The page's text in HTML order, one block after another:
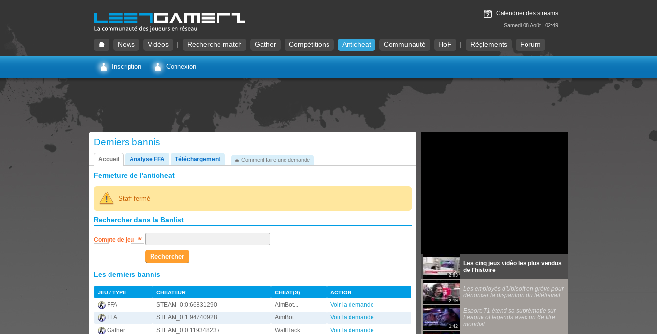
Calendrier des streams
Samedi 08 Août | 02:49
News Vidéos | Recherche match Gather Compétitions Anticheat Communauté HoF | Règlements Forum
Inscription Connexion
Derniers bannis
Accueil Analyse FFA Téléchargement Comment faire une demande
Fermeture de l'anticheat
Staff fermé
Rechercher dans la Banlist
Compte de jeu
Les derniers bannis
JEU / TYPE CHEATEUR CHEAT(S) ACTION
FFA STEAM_0:0:66831290 AimBot...
Voir la demande
FFA
STEAM_0:1:94740928 AimBot...
Voir la demande
Gather
STEAM_0:0:119348237 WallHack
Voir la demande
2:03
Les cinq jeux vidéo les plus vendus
de l'histoire
2:19
Les employés d'Ubisoft en grève pour
dénoncer la disparition du télétravail
1:42
Esport: T1 étend sa suprématie sur
League of legends avec un 6e titre
mondial